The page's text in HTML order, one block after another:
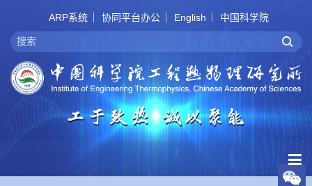
ARP系统 协同平台办公 English 中国科学院